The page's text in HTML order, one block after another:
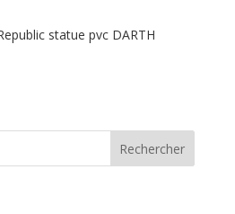
statue pvc DARTH